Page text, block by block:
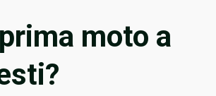
moto a